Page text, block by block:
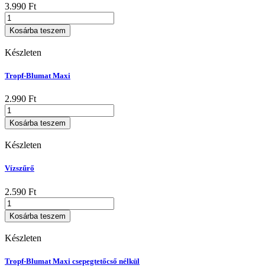
3.990 Ft
Blumat
Classic
Pack
mennyiség
Kosárba teszem
Készleten
Tropf-Blumat Maxi
2.990 Ft
Tropf-
Blumat
Maxi
mennyiség
Kosárba teszem
Készleten
Vízszűrő
2.590 Ft
Vízszűrő
mennyiség
Kosárba teszem
Készleten
Tropf-Blumat Maxi csepegtetőcső nélkül